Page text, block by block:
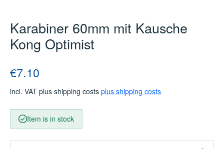
Karabiner 60mm mit Kausche
Kong Optimist
Regular price:
€7.10
incl. VAT plus shipping costs plus shipping costs
Item is in stock